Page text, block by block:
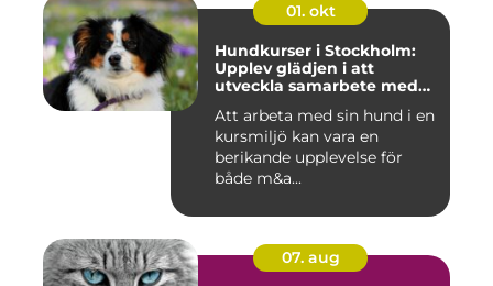
01. okt
Hundkurser i Stockholm:
Upplev glädjen i att
utveckla samarbete med
Att arbeta med sin hund i en
kursmiljö kan vara en
berikande upplevelse för
både m&a...
07. aug